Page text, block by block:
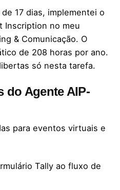
17 dias, implementei o
Inscription no meu
& Comunicação. O
de 208 horas por ano.
só nesta tarefa.
do Agente AIP-
para eventos virtuais e
Tally ao fluxo de